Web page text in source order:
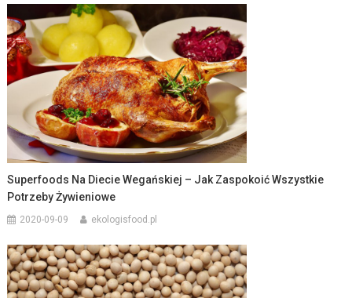
Superfoods Na Diecie Wegańskiej – Jak Zaspokoić Wszystkie
Potrzeby Żywieniowe
2020-09-09 ekologisfood.pl